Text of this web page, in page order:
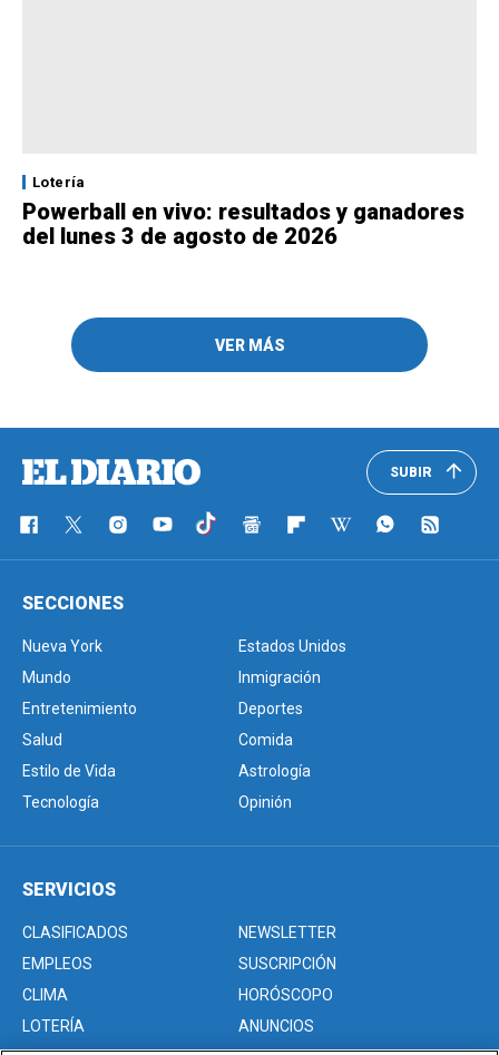
Lotería
Powerball en vivo: resultados y ganadores
del lunes 3 de agosto de 2026
VER MÁS
SUBIR
SECCIONES
Nueva York
Estados Unidos
Mundo
Inmigración
Entretenimiento
Deportes
Salud
Comida
Estilo de Vida
Astrología
Tecnología
Opinión
SERVICIOS
CLASIFICADOS
NEWSLETTER
EMPLEOS
SUSCRIPCIÓN
CLIMA
HORÓSCOPO
LOTERÍA
ANUNCIOS